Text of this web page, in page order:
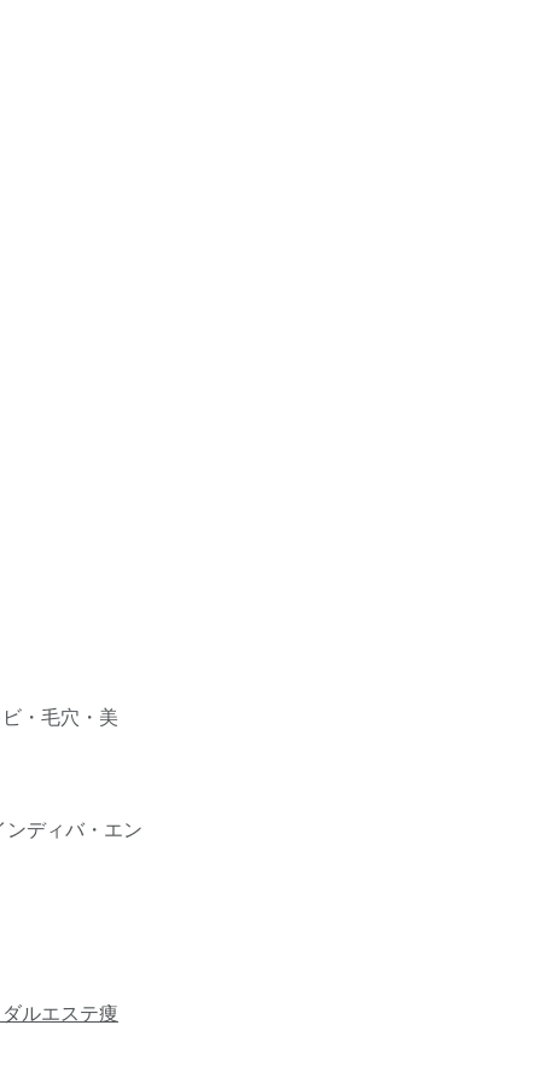
・毛穴・美
ンディバ・エン
ルエステ痩